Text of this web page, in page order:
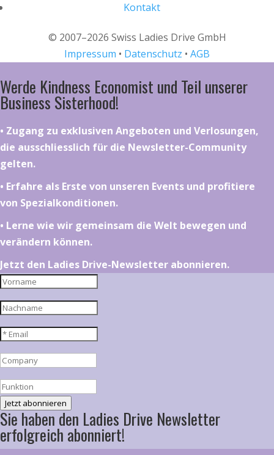
Kontakt
© 2007–2026 Swiss Ladies Drive GmbH
Impressum • Datenschutz • AGB
Werde Kindness Economist und Teil unserer
Business Sisterhood!
•⁠ ⁠⁠Zugang zu exklusiven Angeboten und Verlosungen,
die ausschliesslich für die Newsletter-Community
gelten.
•⁠ ⁠⁠Erfahre als Erste von unseren Events und profitiere
von Spezialkonditionen.
•⁠ ⁠⁠Lerne wie wir gemeinsam die Welt bewegen und
verändern können.
Jetzt den Ladies Drive-Newsletter abonnieren.
Jetzt abonnieren
Sie haben den Ladies Drive Newsletter
erfolgreich abonniert!